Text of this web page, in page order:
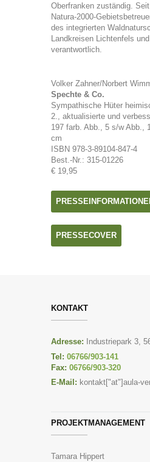
Oberfranken zuständig.
Natura-2000-
des integrierten
Landkreisen Lichtenfels
verantwortlich.
Volker Zahner/Norbert
Spechte & Co.
Sympathische Hüter
2., aktualisierte und
197 farb. Abb., 5 s/w Abb.,
cm
ISBN 978-3-89104-847-4
Best.-Nr.: 315-01226
€ 19,95
PRESSECOVER
KONTAKT
Adresse: Industriepark 3,
Tel: 06766/903-141
Fax: 06766/903-320
E-Mail: kontakt["at"]aula-
PROJEKTMANAGEMENT
Tamara Hippert